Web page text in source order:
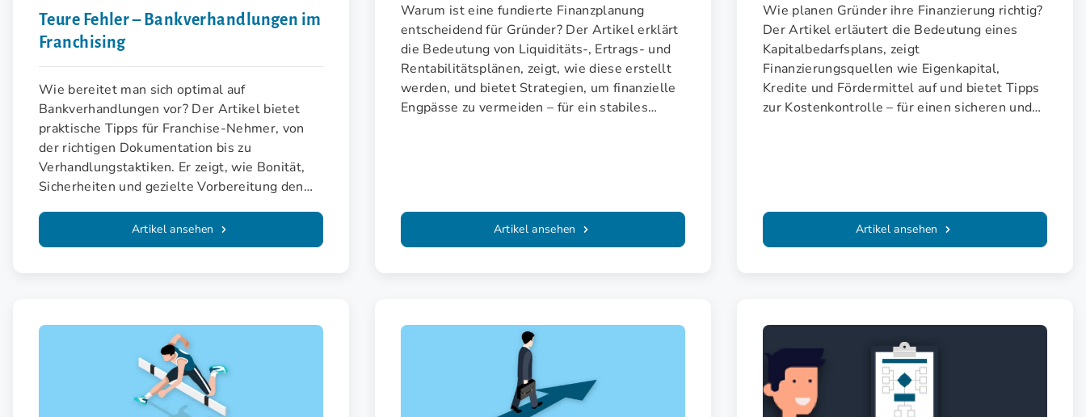
Teure Fehler – Bankverhandlungen im
Franchising
Wie bereitet man sich optimal auf
Bankverhandlungen vor? Der Artikel bietet
praktische Tipps für Franchise-Nehmer, von
der richtigen Dokumentation bis zu
Verhandlungstaktiken. Er zeigt, wie Bonität,
Sicherheiten und gezielte Vorbereitung den
Artikel ansehen
Warum ist eine fundierte Finanzplanung
entscheidend für Gründer? Der Artikel erklärt
die Bedeutung von Liquiditäts-, Ertrags- und
Rentabilitätsplänen, zeigt, wie diese erstellt
werden, und bietet Strategien, um finanzielle
Engpässe zu vermeiden – für ein stabiles
Artikel ansehen
Wie planen Gründer ihre Finanzierung richtig?
Der Artikel erläutert die Bedeutung eines
Kapitalbedarfsplans, zeigt
Finanzierungsquellen wie Eigenkapital,
Kredite und Fördermittel auf und bietet Tipps
zur Kostenkontrolle – für einen sicheren und
Artikel ansehen